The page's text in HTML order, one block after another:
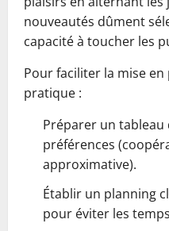
nouveautés dûment
capacité à toucher les
Pour faciliter la mise
pratique :
Préparer un
préférences
approximative).
Établir un planning
pour éviter les